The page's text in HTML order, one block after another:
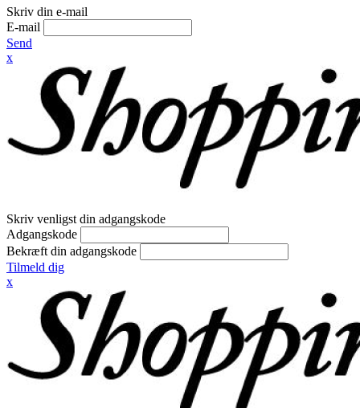
Skriv din e-mail
E-mail
Send
x
Skriv venligst din adgangskode
Adgangskode
Bekræft din adgangskode
Tilmeld dig
x